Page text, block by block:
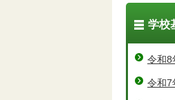
学校
令和8
令和7